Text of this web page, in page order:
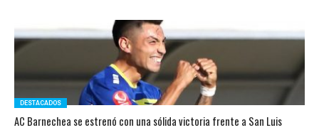
DESTACADOS
AC Barnechea se estrenó con una sólida victoria frente a San Luis